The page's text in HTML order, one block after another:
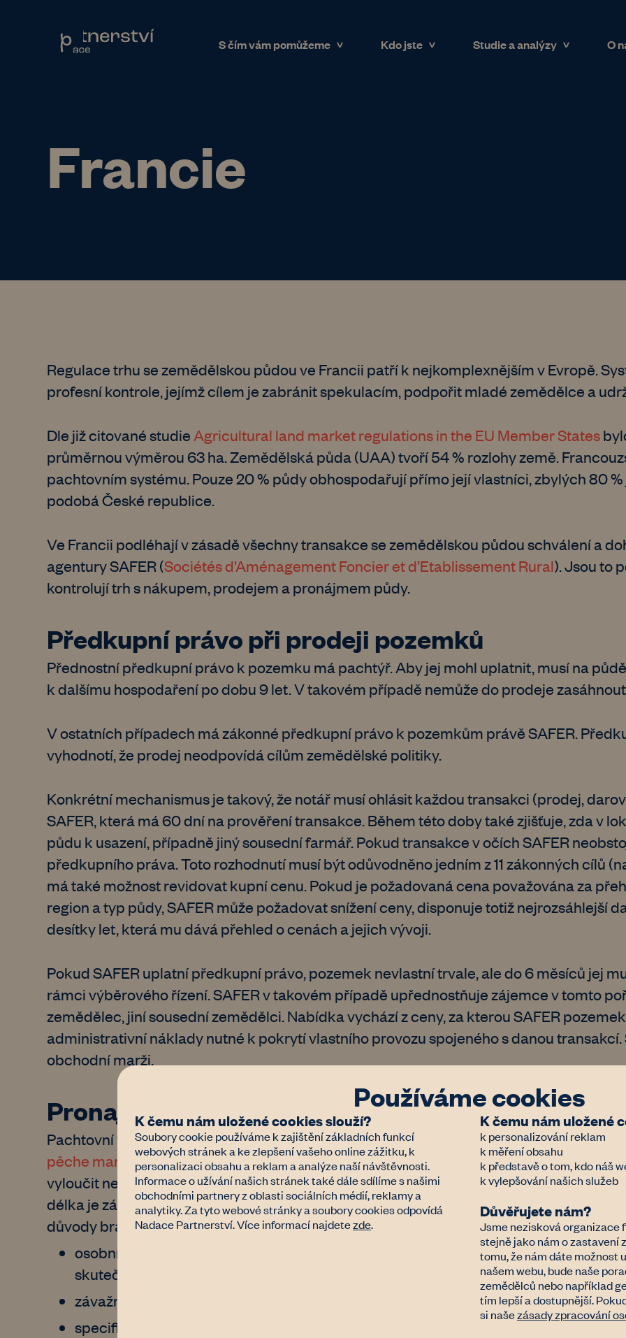
S čím vám pomůžeme Kdo jste Studie a analýzy O
Francie
Regulace trhu se zemědělskou půdou ve Francii patří k nejkomplexnějším v Evropě.
profesní kontrole, jejímž cílem je zabránit spekulacím, podpořit mladé zemědělce a
Dle již citované studie Agricultural land market regulations in the EU Member States
průměrnou výměrou 63 ha. Zemědělská půda (UAA) tvoří 54 % rozlohy země.
pachtovním systému. Pouze 20 % půdy obhospodařují přímo její vlastníci, zbylých 80
podobá České republice.
Ve Francii podléhají v zásadě všechny transakce se zemědělskou půdou schválení a
agentury SAFER (Sociétés d’Aménagement Foncier et d’Etablissement Rural). Jsou to
kontrolují trh s nákupem, prodejem a pronájmem půdy.
Předkupní právo při prodeji pozemků
Přednostní předkupní právo k pozemku má pachtýř. Aby jej mohl uplatnit, musí na
k dalšímu hospodaření po dobu 9 let. V takovém případě nemůže do prodeje zasáhnout
V ostatních případech má zákonné předkupní právo k pozemkům právě SAFER.
vyhodnotí, že prodej neodpovídá cílům zemědělské politiky.
Konkrétní mechanismus je takový, že notář musí ohlásit každou transakci (prodej,
SAFER, která má 60 dní na prověření transakce. Během této doby také zjišťuje, zda v
půdu k usazení, případně jiný sousední farmář. Pokud transakce v očích SAFER
předkupního práva. Toto rozhodnutí musí být odůvodněno jedním z 11 zákonných cílů
má také možnost revidovat kupní cenu. Pokud je požadovaná cena považována za
region a typ půdy, SAFER může požadovat snížení ceny, disponuje totiž nejrozsáhlejší
desítky let, která mu dává přehled o cenách a jejich vývoji.
Pokud SAFER uplatní předkupní právo, pozemek nevlastní trvale, ale do 6 měsíců jej
rámci výběrového řízení. SAFER v takovém případě upřednostňuje zájemce v tomto
zemědělec, jiní sousední zemědělci. Nabídka vychází z ceny, za kterou SAFER
administrativní náklady nutné k pokrytí vlastního provozu spojeného s danou transakcí.
obchodní marži.
Pronajímání zemědělské půdy (pacht)
Pachtovní vztahy jsou ve Francii silně regulovány ve prospěch nájemce. Základní právní
pêche maritime, zejména v ustanoveních o pachtu zemědělské půdy (čl. L411-1 a
vyloučit nebo jinak upravit smlouvou. Základním typem pachtu je tzv. statut de
délka je zákonem stanovena na 9 let. Po jejím uplynutí se pacht automaticky obnovuje
důvody bránící obnovení. Těmito důvody podle zákona jsou:
osobní převzetí půdy vlastníkem nebo jeho blízkým rodinným příslušníkem, kteří
skutečně zahájit zemědělskou činnost a musí také splnit zákonné podmínky
závažné porušení povinností pachtýřem (např. neplacení pachtovného,
specifické zákonné důvody veřejného zájmu.
Používáme cookies
K čemu nám uložené cookies slouží?
Soubory cookie používáme k zajištění základních funkcí
webových stránek a ke zlepšení vašeho online zážitku, k
personalizaci obsahu a reklam a analýze naší návštěvnosti.
Informace o užívání našich stránek také dále sdílíme s našimi
obchodními partnery z oblasti sociálních médií, reklamy a
analytiky. Za tyto webové stránky a soubory cookies odpovídá
Nadace Partnerství. Více informací najdetezde.
K čemu nám uložené
k personalizování reklam
k měření obsahu
k představě o tom, kdo náš
k vylepšování našich služeb
Důvěřujete nám?
Jsme nezisková organizace
stejně jako nám o zastavení
tomu, že nám dáte možnost
našem webu, bude naše
zemědělců nebo například
tím lepší a dostupnější.
si našezásady zpracování